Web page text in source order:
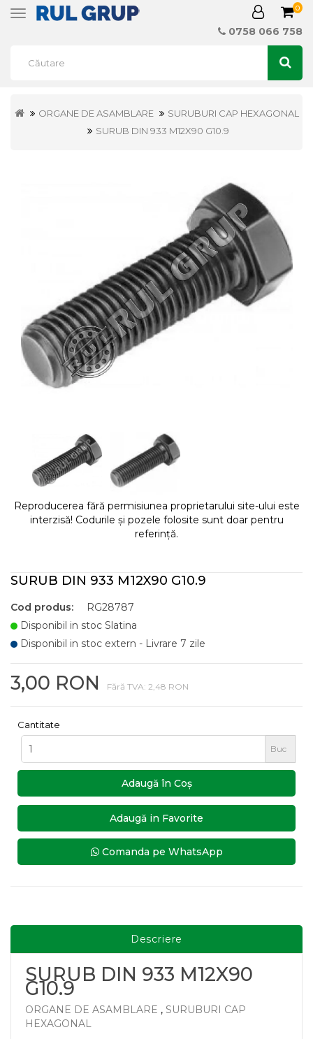
Toggle
0
0758 066 758
ORGANE DE ASAMBLARE
SURUBURI CAP HEXAGONAL
SURUB DIN 933 M12X90 G10.9
Reproducerea fără permisiunea proprietarului site-ului este
interzisă! Codurile și pozele folosite sunt doar pentru
referință.
SURUB DIN 933 M12X90 G10.9
Cod produs:
RG28787
Disponibil in stoc Slatina
Disponibil in stoc extern - Livrare 7 zile
3,00 RON Fără TVA: 2,48 RON
Cantitate
Buc
Adaugă în Coş
Adaugă in Favorite
Comanda pe WhatsApp
Descriere
SURUB DIN 933 M12X90
G10.9
ORGANE DE ASAMBLARE , SURUBURI CAP
HEXAGONAL